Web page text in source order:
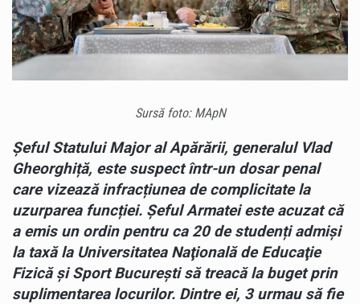
Sursă foto: MApN
Șeful Statului Major al Apărării, generalul Vlad
Gheorghiță, este suspect într-un dosar penal
care vizează infracțiunea de complicitate la
uzurparea funcției. Șeful Armatei este acuzat că
a emis un ordin pentru ca 20 de studenți admiși
la taxă la Universitatea Naţională de Educaţie
Fizică şi Sport Bucureşti să treacă la buget prin
suplimentarea locurilor. Dintre ei, 3 urmau să fie